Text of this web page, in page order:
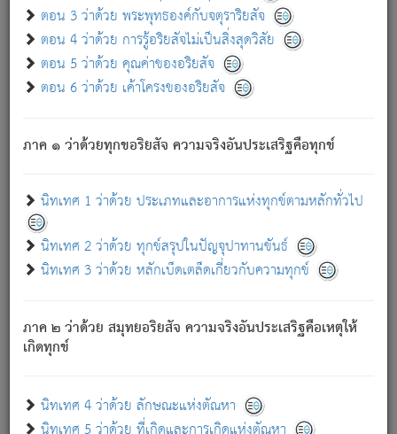
ตอน 3 ว่าด้วย พระพุทธองค์กับจตุราริยสัจ
ตอน 4 ว่าด้วย การรู้อริยสัจไม่เป็นสิ่งสุดวิสัย
ตอน 5 ว่าด้วย คุณค่าของอริยสัจ
ตอน 6 ว่าด้วย เค้าโครงของอริยสัจ
ภาค ๑ ว่าด้วยทุกขอริยสัจ ความจริงอันประเสริฐคือทุกข์
นิทเทศ 1 ว่าด้วย ประเภทและอาการแห่งทุกข์ตามหลักทั่วไป
นิทเทศ 2 ว่าด้วย ทุกข์สรุปในปัญจุปาทานขันธ์
นิทเทศ 3 ว่าด้วย หลักเบ็ดเตล็ดเกี่ยวกับความทุกข์
ภาค ๒ ว่าด้วย สมุทยอริยสัจ ความจริงอันประเสริฐคือเหตุให้
เกิดทุกข์
นิทเทศ 4 ว่าด้วย ลักษณะแห่งตัณหา
พรหมจรรย์นี้ อันบุคคลย่อมประพฤติ ก็เพื่อการละขาดซึ่ง
ภพ.
สมณะหรือพราหมณ์เหล่าใด กล่าวความหลุดพ้นจากภพว่า
มีได้เพราะภพ เรากล่าวว่า สมณะหรือพราหมณ์ทั้งปวงนั้น
มิใช่ผู้หลดพ้นจากภพ.
ภพ ว่ามีได้เพราะวิภพ[2]: เรากล่าวว่า สมณะหรือพราหมณ์ทั้ง
ปวงนั้น ก็ยังสลัดภพออกไปไม่ได้.
ก็ทุกข์นี้มีขึ้น เพราะอาศัยซึ่งอุปธิทั้งปวง.
เพราะความสิ้นไปแห่งอุปาทานทั้งปวง ความเกิดขึ้นแห่ง
ทุกข์จึงไม่มี.
ท่านจงดูโลกนี้เถิด (จะเห็นว่า) สัตว์ทั้งหลายอันอวิชาหนา
แน่นบังหนาแล้ว; และว่า สัตว์ผู้ยินดีในภพอันเป็นแล้วนั้น ย่อม
อันเป็นไปในที่หรือเวลาทั้งปวง[3]เพื่อความมีแห่งประโยชน์โดย
ประการทั้งปวง; ภพทั้งหลายทั้งหมดนั้น ไม่เที่ยง เป็นทุกข์ มี
ความแปรปรวนเป็นธรรมดา.
อย่างนี้อยู่; เขาย่อมละภวตัณหาได้ และไม่เพลิดเพลินวิภวตัณหา
ด้วย.